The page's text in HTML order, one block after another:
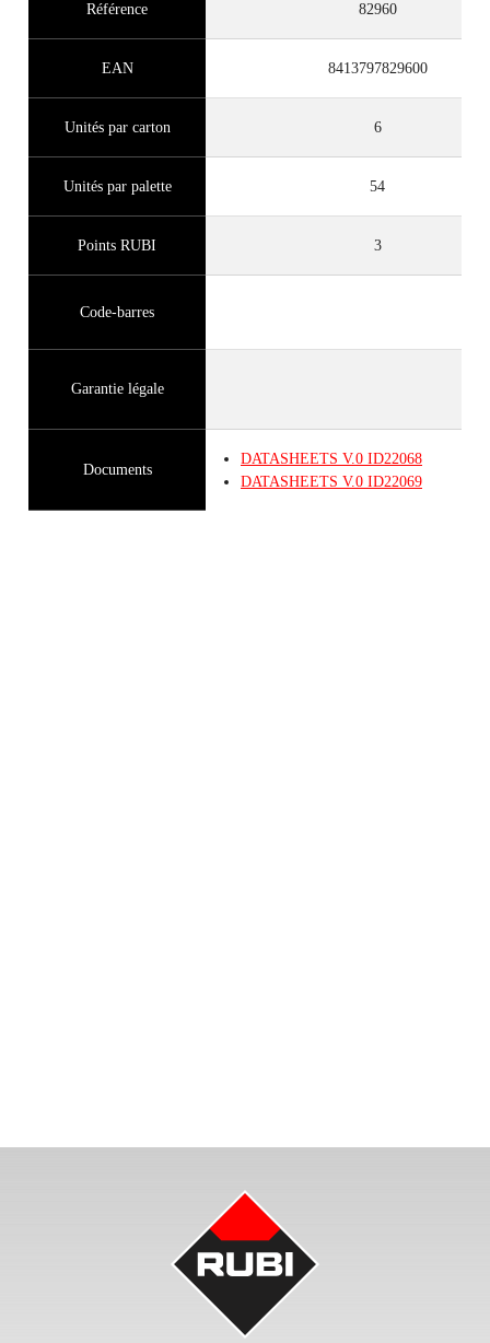
Référence 82960
EAN 8413797829600
Unités par carton 6
Unités par palette 54
Points RUBI 3
Code-barres
Garantie légale
Documents
DATASHEETS V.0 ID22068
DATASHEETS V.0 ID22069